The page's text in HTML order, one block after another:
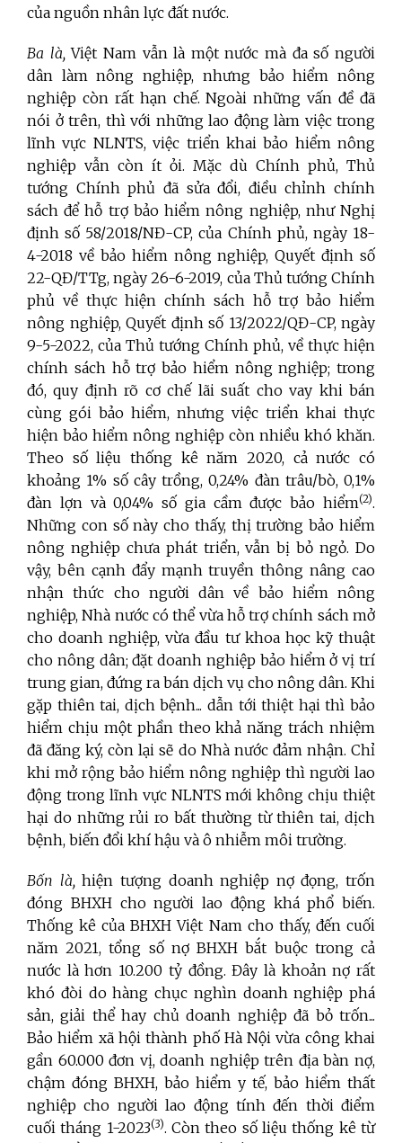
của nguồn nhân lực đất nước.
Ba là, Việt Nam vẫn là một nước mà đa số người
dân làm nông nghiệp, nhưng bảo hiểm nông
nghiệp còn rất hạn chế. Ngoài những vấn đề đã
nói ở trên, thì với những lao động làm việc trong
lĩnh vực NLNTS, việc triển khai bảo hiểm nông
nghiệp vẫn còn ít ỏi. Mặc dù Chính phủ, Thủ
tướng Chính phủ đã sửa đổi, điều chỉnh chính
sách để hỗ trợ bảo hiểm nông nghiệp, như Nghị
định số 58/2018/NĐ-CP, của Chính phủ, ngày 18-
4-2018 về bảo hiểm nông nghiệp, Quyết định số
22-QĐ/TTg, ngày 26-6-2019, của Thủ tướng Chính
phủ về thực hiện chính sách hỗ trợ bảo hiểm
nông nghiệp, Quyết định số 13/2022/QĐ-CP, ngày
9-5-2022, của Thủ tướng Chính phủ, về thực hiện
chính sách hỗ trợ bảo hiểm nông nghiệp; trong
đó, quy định rõ cơ chế lãi suất cho vay khi bán
cùng gói bảo hiểm, nhưng việc triển khai thực
hiện bảo hiểm nông nghiệp còn nhiều khó khăn.
Theo số liệu thống kê năm 2020, cả nước có
khoảng 1% số cây trồng, 0,24% đàn trâu/bò, 0,1%
đàn lợn và 0,04% số gia cầm được bảo hiểm(2).
Những con số này cho thấy, thị trường bảo hiểm
nông nghiệp chưa phát triển, vẫn bị bỏ ngỏ. Do
vậy, bên cạnh đẩy mạnh truyền thông nâng cao
nhận thức cho người dân về bảo hiểm nông
nghiệp, Nhà nước có thể vừa hỗ trợ chính sách mở
cho doanh nghiệp, vừa đầu tư khoa học kỹ thuật
cho nông dân; đặt doanh nghiệp bảo hiểm ở vị trí
trung gian, đứng ra bán dịch vụ cho nông dân. Khi
gặp thiên tai, dịch bệnh... dẫn tới thiệt hại thì bảo
hiểm chịu một phần theo khả năng trách nhiệm
đã đăng ký, còn lại sẽ do Nhà nước đảm nhận. Chỉ
khi mở rộng bảo hiểm nông nghiệp thì người lao
động trong lĩnh vực NLNTS mới không chịu thiệt
hại do những rủi ro bất thường từ thiên tai, dịch
bệnh, biến đổi khí hậu và ô nhiễm môi trường.
Bốn là, hiện tượng doanh nghiệp nợ đọng, trốn
đóng BHXH cho người lao động khá phổ biến.
Thống kê của BHXH Việt Nam cho thấy, đến cuối
năm 2021, tổng số nợ BHXH bắt buộc trong cả
nước là hơn 10.200 tỷ đồng. Đây là khoản nợ rất
khó đòi do hàng chục nghìn doanh nghiệp phá
sản, giải thể hay chủ doanh nghiệp đã bỏ trốn...
Bảo hiểm xã hội thành phố Hà Nội vừa công khai
gần 60.000 đơn vị, doanh nghiệp trên địa bàn nợ,
chậm đóng BHXH, bảo hiểm y tế, bảo hiểm thất
nghiệp cho người lao động tính đến thời điểm
cuối tháng 1-2023(3). Còn theo số liệu thống kê từ